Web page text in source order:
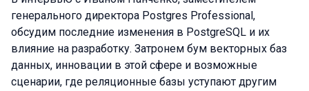
генерального директора Postgres Professional,
обсудим последние изменения в PostgreSQL и их
влияние на разработку. Затронем бум векторных баз
данных, инновации в этой сфере и возможные
сценарии, где реляционные базы уступают другим